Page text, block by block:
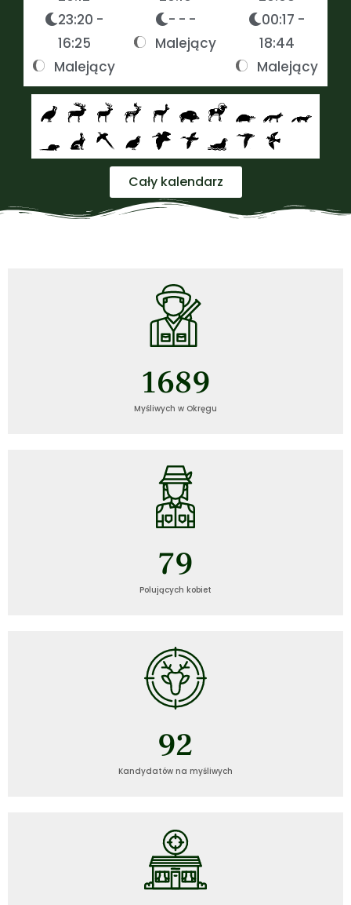
23:20 -
16:25
Malejący
- - -
Malejący
00:17 -
18:44
Malejący
Cały kalendarz
Myśliwych w Okręgu
1689
Polujących kobiet
79
Kandydatów na myśliwych
92